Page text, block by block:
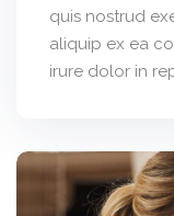
quis nostrud
aliquip ex ea
irure dolor in